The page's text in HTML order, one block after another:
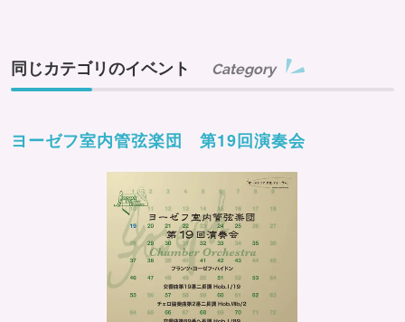
同じカテゴリのイベント Category
ヨーゼフ室内管弦楽団 第19回演奏会